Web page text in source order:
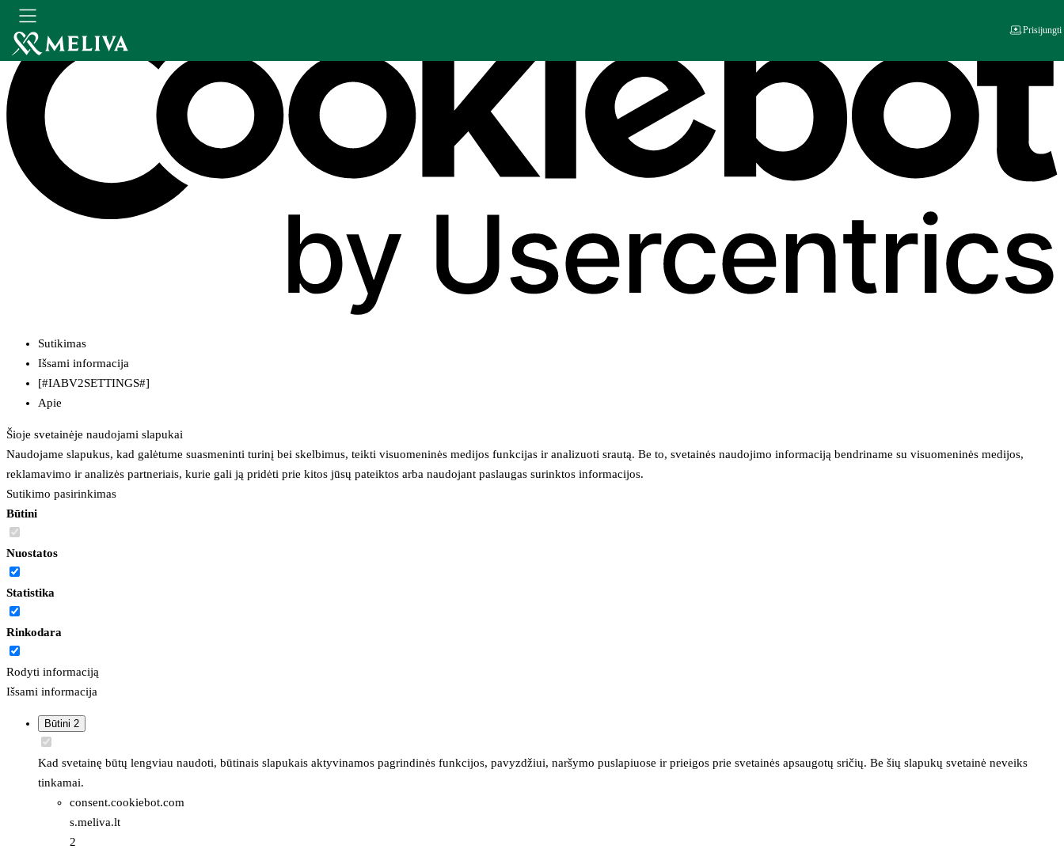
Sutikimas
Išsami informacija
[#IABV2SETTINGS#]
Apie
Šioje svetainėje naudojami slapukai
Naudojame slapukus, kad galėtume suasmeninti turinį bei skelbimus, teikti visuomeninės medijos funkcijas ir analizuoti srautą. Be to, svetainės naudojimo informaciją bendriname su visuomeninės medijos,
reklamavimo ir analizės partneriais, kurie gali ją pridėti prie kitos jūsų pateiktos arba naudojant paslaugas surinktos informacijos.
Sutikimo pasirinkimas
Būtini
Nuostatos
Statistika
Rinkodara
Rodyti informaciją
Išsami informacija
Būtini 2
Kad svetainę būtų lengviau naudoti, būtinais slapukais aktyvinamos pagrindinės funkcijos, pavyzdžiui, naršymo puslapiuose ir prieigos prie svetainės apsaugotų sričių. Be šių slapukų svetainė neveiks
tinkamai.
consent.cookiebot.com
s.meliva.lt
2
Prisijungti